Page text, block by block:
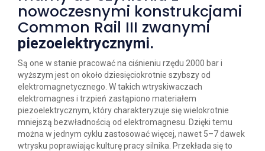
nowoczesnymi konstrukcjami
Common Rail III zwanymi
piezoelektrycznymi.
Są one w stanie pracować na ciśnieniu rzędu 2000 bar i
wyższym jest on około dziesięciokrotnie szybszy od
elektromagnetycznego. W takich wtryskiwaczach
elektromagnes i trzpień zastąpiono materiałem
piezoelektrycznym, który charakteryzuje się wielokrotnie
mniejszą bezwładnością od elektromagnesu. Dzięki temu
można w jednym cyklu zastosować więcej, nawet 5–7 dawek
wtrysku poprawiając kulturę pracy silnika. Przekłada się to